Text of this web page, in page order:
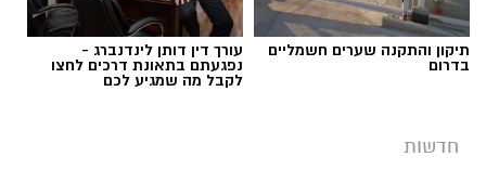
תיקון והתקנה שערים חשמליים
בדרום
עורך דין דותן לינדנברג -
נפגעתם בתאונת דרכים לחצו
לקבל מה שמגיע לכם
חדשות